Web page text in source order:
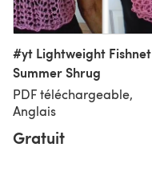
#yt Lightweight Fishnet
Summer Shrug
PDF téléchargeable,
Anglais
Gratuit